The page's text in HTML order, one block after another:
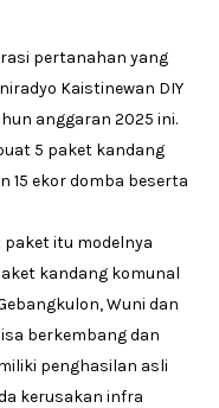
pertanahan yang
Kaistinewan DIY
anggaran 2025 ini.
5 paket kandang
15 ekor domba beserta
paket itu modelnya
kandang komunal
Wuni dan
berkembang dan
penghasilan asli
kerusakan infra